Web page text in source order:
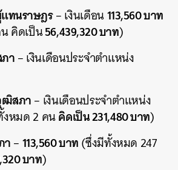
ทนราษฎร– เงินเดือน113,560 บาท
คิดเป็น56,439,320 บาท)
า– เงินเดือนประจำตำแหน่ง
ฒิสภา– เงินเดือนประจำตำแหน่ง
งหมด 2 คนคิดเป็น 231,480 บาท)
า–113,560 บาท(ซึ่งมีทั้งหมด 247
บาท)